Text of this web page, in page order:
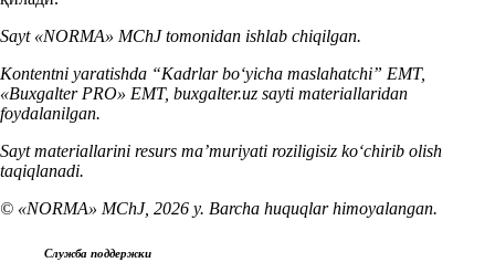
Sayt «NORMA» MChJ tomonidan ishlab chiqilgan.
Kontentni yaratishda “Kadrlar boʻyicha maslahatchi” EMT,
«Buxgalter PRO» EMT, buxgalter.uz sayti materiallaridan
foydalanilgan.
Sayt materiallarini resurs ma’muriyati roziligisiz koʻchirib olish
taqiqlanadi.
© «NORMA» MChJ, 2026 y. Barcha huquqlar himoyalangan.
Служба поддержки